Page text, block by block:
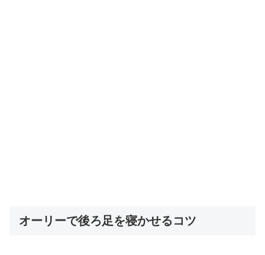
オーリーで後ろ足を寝かせるコツ